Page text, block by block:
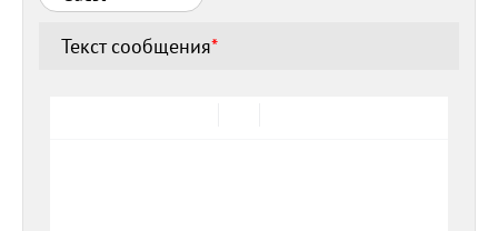
Текст сообщения*